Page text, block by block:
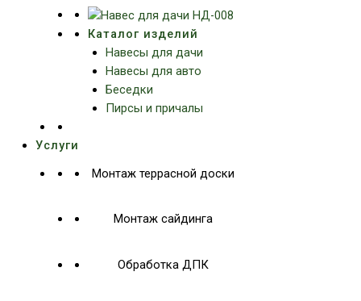
Каталог изделий
Навесы для дачи
Навесы для авто
Беседки
Пирсы и причалы
Услуги
Монтаж террасной доски
Монтаж сайдинга
Обработка ДПК